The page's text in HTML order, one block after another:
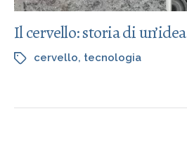
Il cervello: storia di un’idea
cervello, tecnologia